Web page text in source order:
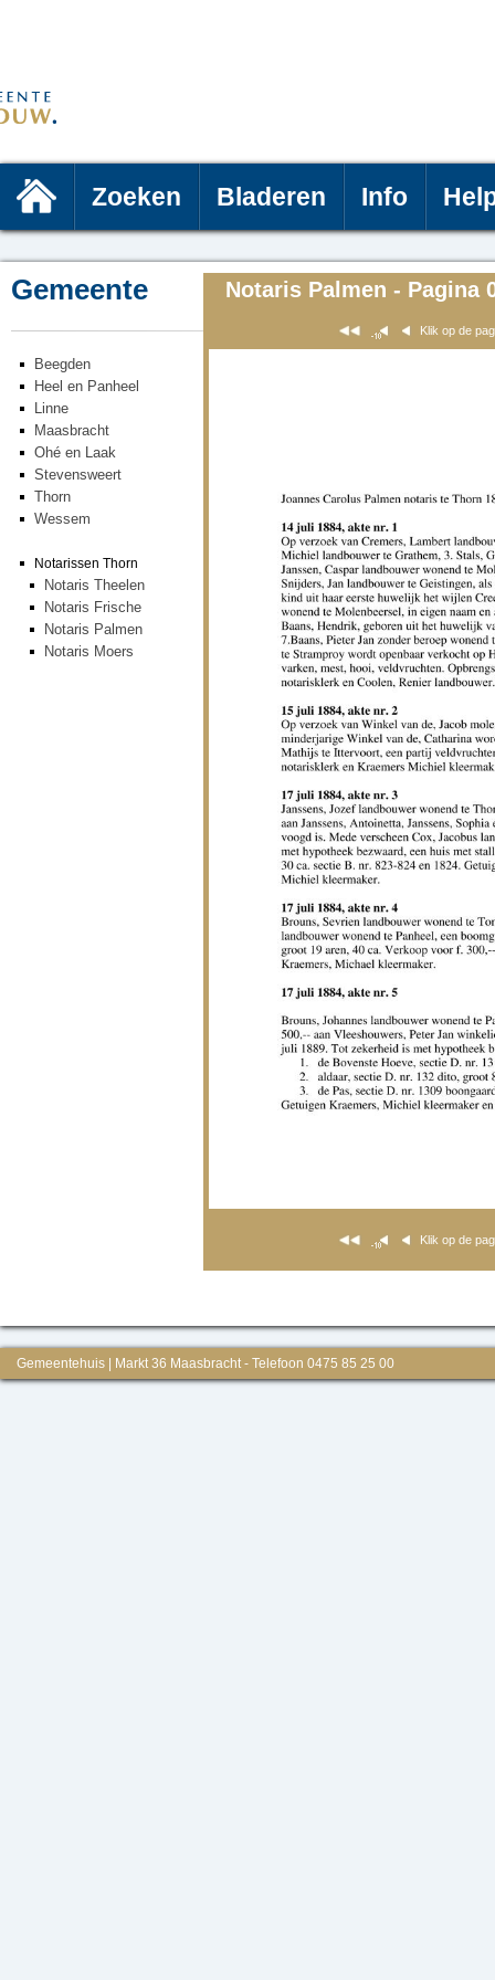
Zoeken Bladeren Info
Gemeente
Beegden
Heel en Panheel
Linne
Maasbracht
Ohé en Laak
Stevensweert
Thorn
Wessem
Notarissen Thorn
Notaris Theelen
Notaris Frische
Notaris Palmen
Notaris Moers
Notaris Palmen - Pagina
Klik op de
Klik op de
Gemeentehuis | Markt 36 Maasbracht - Telefoon 0475 85 25 00